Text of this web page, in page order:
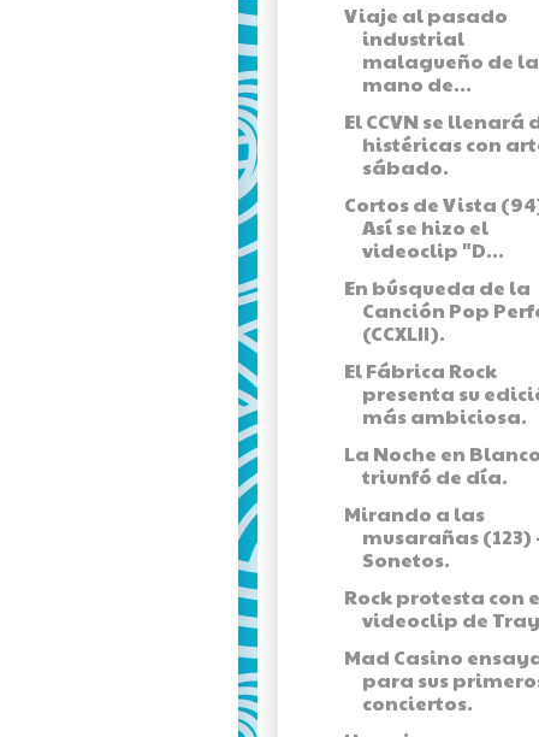
Viaje al pasado
industrial
malagueño de la
mano de...
El CCVN se llenará
histéricas con
sábado.
Cortos de Vista
Así se hizo el
videoclip "D...
En búsqueda de la
Canción Pop
(CCXLII).
El Fábrica Rock
presenta su
más ambiciosa.
La Noche en
triunfó de día.
Mirando a las
musarañas (123)
Sonetos.
Rock protesta con
videoclip de
Mad Casino
para sus
conciertos.